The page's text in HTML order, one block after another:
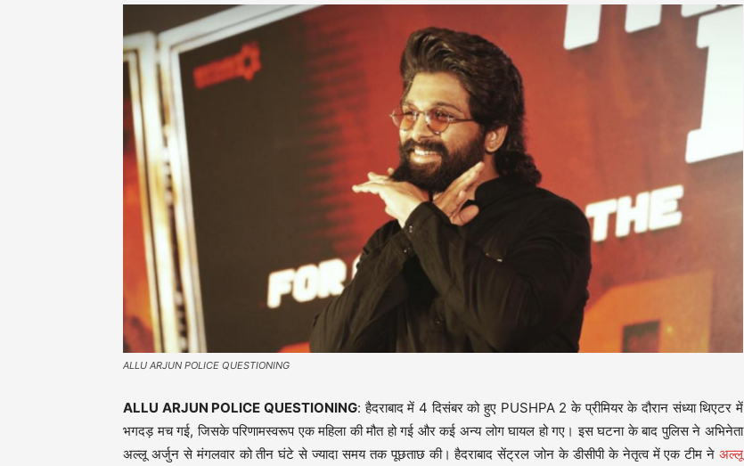
ALLU ARJUN POLICE QUESTIONING
ALLU ARJUN POLICE QUESTIONING: हैदराबाद में 4 दिसंबर को हुए PUSHPA 2 के प्रीमियर के दौरान संध्या थिएटर में
भगदड़ मच गई, जिसके परिणामस्वरूप एक महिला की मौत हो गई और कई अन्य लोग घायल हो गए। इस घटना के बाद पुलिस ने अभिनेता
अल्लू अर्जुन से मंगलवार को तीन घंटे से ज्यादा समय तक पूछताछ की। हैदराबाद सेंट्रल जोन के डीसीपी के नेतृत्व में एक टीम ने अल्लू